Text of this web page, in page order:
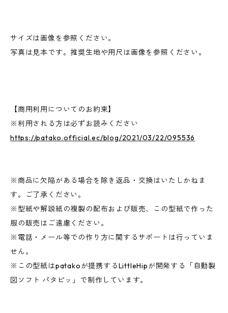
サイズは画像を参照ください。
写真は見本です。推奨生地や用尺は画像を参照ください。
【商用利用についてのお約束】
※利用される方は必ずお読みください
https://patako.official.ec/blog/2021/03/22/095536
※商品に欠陥がある場合を除き返品・交換はいたしかねま
す。ご了承ください。
※型紙や解説紙の複製の配布および販売、この型紙で作った
服の販売はご遠慮ください。
※電話・メール等での作り方に関するサポートは行っていま
せん。
※この型紙はpatakoが提携するLittleHipが開発する「自動製
図ソフト パタピッ」で制作しています。